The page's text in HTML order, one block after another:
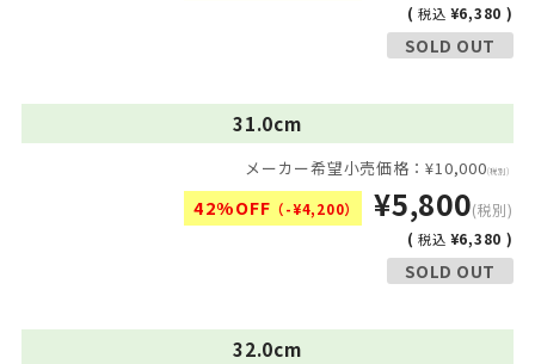
(税込 ¥6,380 )
SOLD OUT
31.0cm
メーカー希望小売価格：¥10,000(税別)
42%OFF （-¥4,200） ¥5,800(税別)
(税込 ¥6,380 )
SOLD OUT
32.0cm